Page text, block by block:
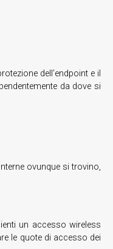
dell’endpoint e il
da dove si
ovunque si trovino,
un accesso wireless
le quote di accesso dei